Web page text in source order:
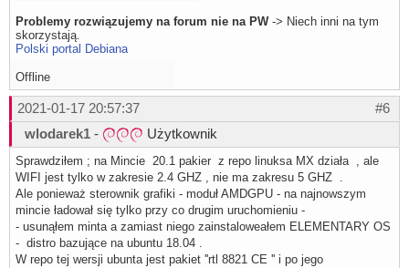
Problemy rozwiązujemy na forum nie na PW-> Niech inni na tym
skorzystają.
Polski portal Debiana
Offline
#6
2021-01-17 20:57:37
wlodarek1 - Użytkownik
Sprawdziłem ; na Mincie 20.1 pakier z repo linuksa MX działa , ale
WIFI jest tylko w zakresie 2.4 GHZ , nie ma zakresu 5 GHZ .
Ale ponieważ sterownik grafiki - moduł AMDGPU - na najnowszym
mincie ładował się tylko przy co drugim uruchomieniu -
- usunąłem minta a zamiast niego zainstaloweałem ELEMENTARY OS
- distro bazujące na ubuntu 18.04 .
W repo tej wersji ubunta jest pakiet ''rtl 8821 CE '' i po jego